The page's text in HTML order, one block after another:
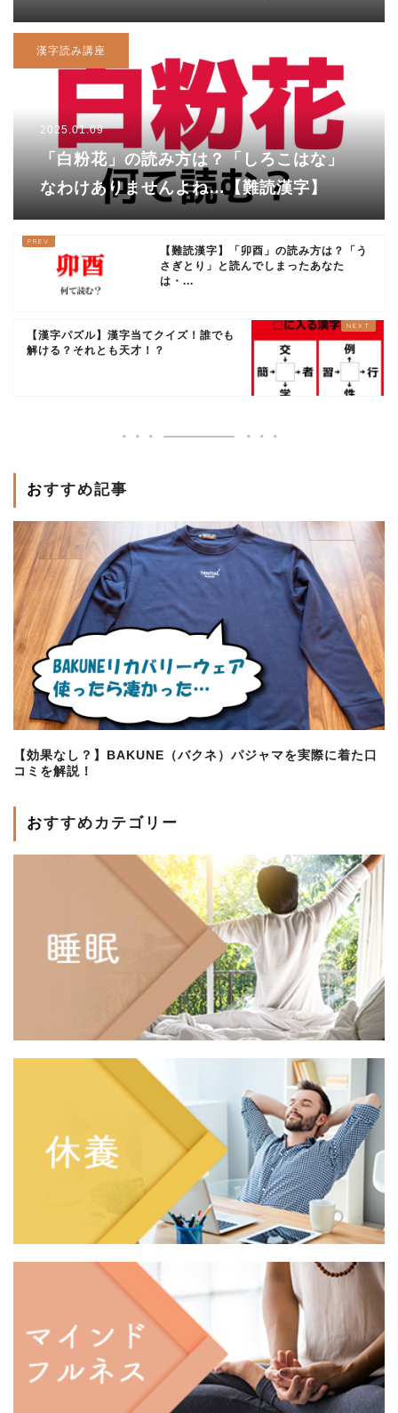
は……？
漢字読み講座
2025.01.09
「白粉花」の読み方は？「しろこはな」
なわけありませんよね…【難読漢字】
【難読漢字】「卯酉」の読み方は？「う
さぎとり」と読んでしまったあなた
は・...
【漢字パズル】漢字当てクイズ！誰でも
解ける？それとも天才！？
おすすめ記事
【効果なし？】BAKUNE（バクネ）パジャマを実際に着た口
コミを解説！
おすすめカテゴリー